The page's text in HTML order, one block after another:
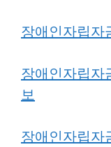
장애인자립자
장애인자립자
보
장애인자립자